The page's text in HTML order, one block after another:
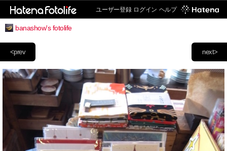
ユーザー登録 ログイン ヘルプ
banashow's fotolife
next>
<prev